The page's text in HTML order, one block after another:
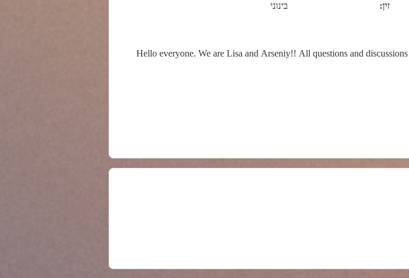
זין:
בינוני
Hello everyone. We are Lisa and Arseniy!! All questions and